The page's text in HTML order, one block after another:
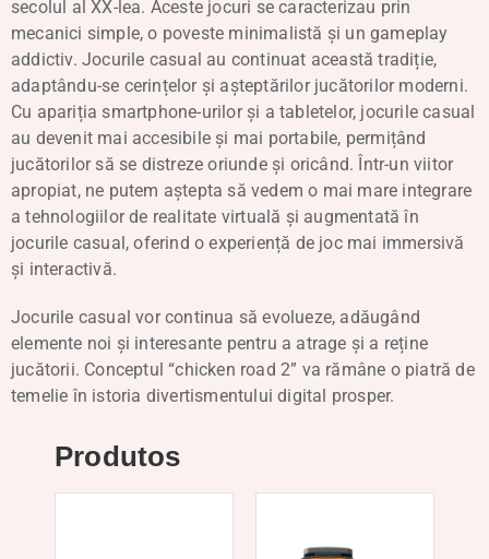
secolul al XX-lea. Aceste jocuri se caracterizau prin
mecanici simple, o poveste minimalistă și un gameplay
addictiv. Jocurile casual au continuat această tradiție,
adaptându-se cerințelor și așteptărilor jucătorilor moderni.
Cu apariția smartphone-urilor și a tabletelor, jocurile casual
au devenit mai accesibile și mai portabile, permițând
jucătorilor să se distreze oriunde și oricând. Într-un viitor
apropiat, ne putem aștepta să vedem o mai mare integrare
a tehnologiilor de realitate virtuală și augmentată în
jocurile casual, oferind o experiență de joc mai immersivă
și interactivă.
Jocurile casual vor continua să evolueze, adăugând
elemente noi și interesante pentru a atrage și a reține
jucătorii. Conceptul “chicken road 2” va rămâne o piatră de
temelie în istoria divertismentului digital prosper.
Produtos